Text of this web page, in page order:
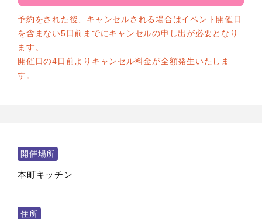
予約をされた後、キャンセルされる場合はイベント開催日
を含まない5日前までにキャンセルの申し出が必要となり
ます。
開催日の4日前よりキャンセル料金が全額発生いたしま
す。
開催場所
本町キッチン
住所